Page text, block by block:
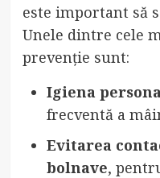
este important să
Unele dintre cele
prevenție sunt:
Igiena
frecventă a
Evitarea
bolnave,